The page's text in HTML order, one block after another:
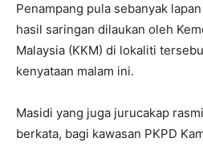
Penampang pula sebanyak
hasil saringan dilaukan oleh
Malaysia (KKM) di lokaliti
kenyataan malam ini.
Masidi yang juga jurucakap
berkata, bagi kawasan PKPD